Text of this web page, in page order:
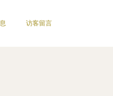
访客留言